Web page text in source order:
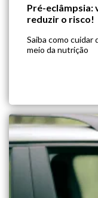
Pré-eclâmpsia:
reduzir o risco!
Saiba como cuidar
meio da nutrição